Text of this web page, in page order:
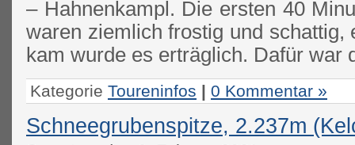
– Hahnenkampl. Die ersten 40
waren ziemlich frostig und schattig,
kam wurde es erträglich. Dafür
Kategorie Toureninfos | 0 Kommentar »
Schneegrubenspitze, 2.237m